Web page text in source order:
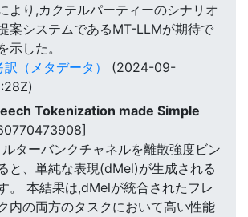
より,カクテルパーティーのシナリオ
案システムであるMT-LLMが期待で
示した。
訳（メタデータ）
(2024-09-
Tokenization made Simple
ターバンクチャネルを離散強度ビン
と、単純な表現(dMel)が生成される
。 本結果は,dMelが統合されたフレ
内の両方のタスクにおいて高い性能